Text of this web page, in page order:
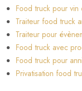
Food truck pour
Traiteur food truck
Traiteur pour
Food truck avec
Food truck pour
Privatisation food